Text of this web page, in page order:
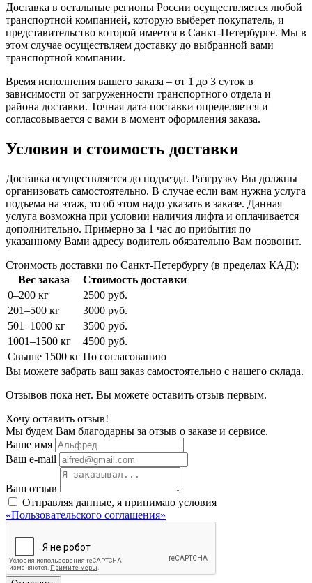
Доставка в остальные регионы России осуществляется любой
транспортной компанией, которую выберет покупатель, и
представительство которой имеется в Санкт-Петербурге. Мы в
этом случае осуществляем доставку до выбранной вами
транспортной компании.
Время исполнения вашего заказа – от 1 до 3 суток в
зависимости от загруженности транспортного отдела и
района доставки. Точная дата поставки определяется и
согласовывается с вами в момент оформления заказа.
Условия и стоимость доставки
Доставка осуществляется до подъезда. Разгрузку Вы должны
организовать самостоятельно. В случае если вам нужна услуга
подъема на этаж, то об этом надо указать в заказе. Данная
услуга возможна при условии наличия лифта и оплачивается
дополнительно. Примерно за 1 час до прибытия по
указанному Вами адресу водитель обязательно Вам позвонит.
Стоимость доставки по Санкт-Петербургу (в пределах КАД):
Вес заказа
Стоимость доставки
0–200 кг
2500 руб.
201–500 кг
3000 руб.
501–1000 кг
3500 руб.
1001–1500 кг
4500 руб.
Свыше 1500 кг По согласованию
Вы можете забрать ваш заказ самостоятельно с нашего склада.
Отзывов пока нет. Вы можете оставить отзыв первым.
Хочу оставить отзыв!
Мы будем Вам благодарны за отзыв о заказе и сервисе.
Ваше имя
Ваш e-mail
Ваш отзыв
Отправляя данные, я принимаю условия
«Пользовательского соглашения»